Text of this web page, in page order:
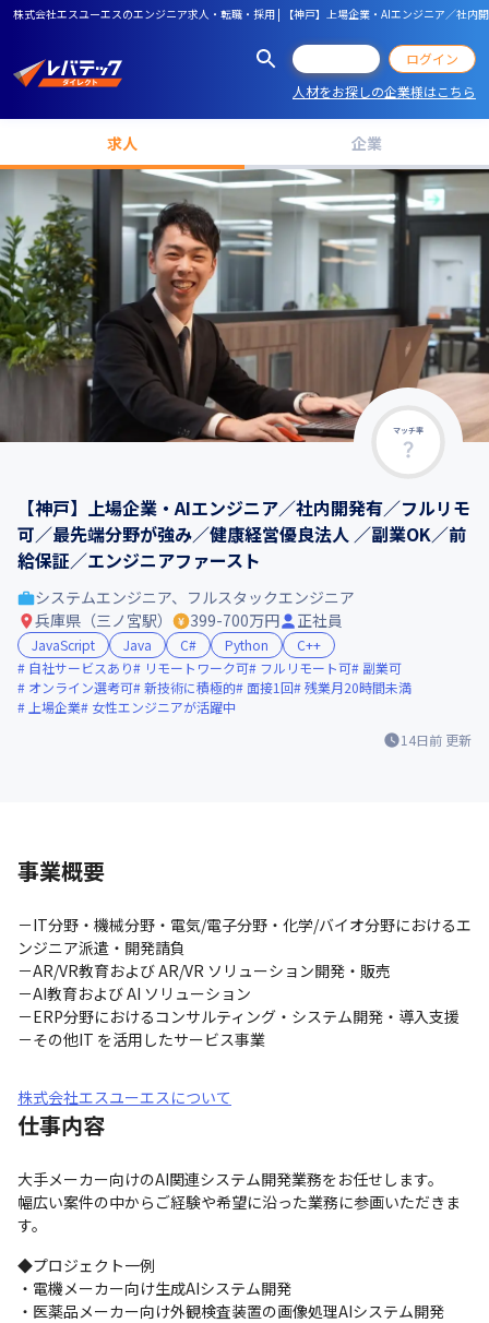
株式会社エスユーエスのエンジニア求人・転職・採用 | 【神戸】上場企業・AIエンジニア／社
ログイン
人材をお探しの企業様はこちら
求人 企業
マッチ率
【神戸】上場企業・AIエンジニア／社内開発有／フルリモ
可／最先端分野が強み／健康経営優良法人 ／副業OK／前
給保証／エンジニアファースト
14日前 更新
システムエンジニア、フルスタックエンジニア
兵庫県（三ノ宮駅）
399-700万円 正社員
JavaScript Java C# Python
C++
自社サービスあり
リモートワーク可 フルリモート可
副業可
オンライン選考可 新技術に積極的 面接1回
残業月20時間未満
上場企業
女性エンジニアが活躍中
事業概要
－IT分野・機械分野・電気/電子分野・化学/バイオ分野におけるエ
ンジニア派遣・開発請負
－AR/VR教育および AR/VR ソリューション開発・販売
－AI教育および AI ソリューション
－ERP分野におけるコンサルティング・システム開発・導入支援
－その他IT を活用したサービス事業
株式会社エスユーエスについて
仕事内容
大手メーカー向けのAI関連システム開発業務をお任せします。
幅広い案件の中からご経験や希望に沿った業務に参画いただきま
す。
◆プロジェクト一例
・電機メーカー向け生成AIシステム開発
・医薬品メーカー向け外観検査装置の画像処理AIシステム開発